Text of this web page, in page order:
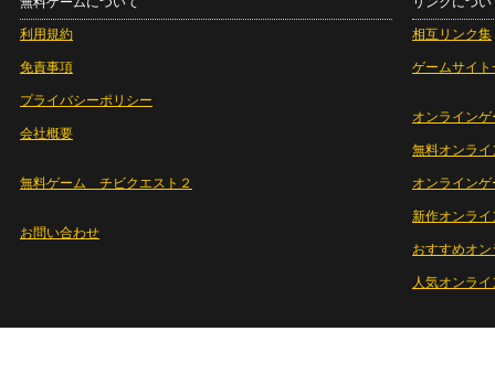
利用規約
免責事項
プライバシーポリシー
会社概要
無料ゲーム チビクエスト２
お問い合わせ
相互リンク集
ゲームサイト
オンラインゲ
無料オンライ
オンライン
新作オンライ
おすすめオ
人気オンラ